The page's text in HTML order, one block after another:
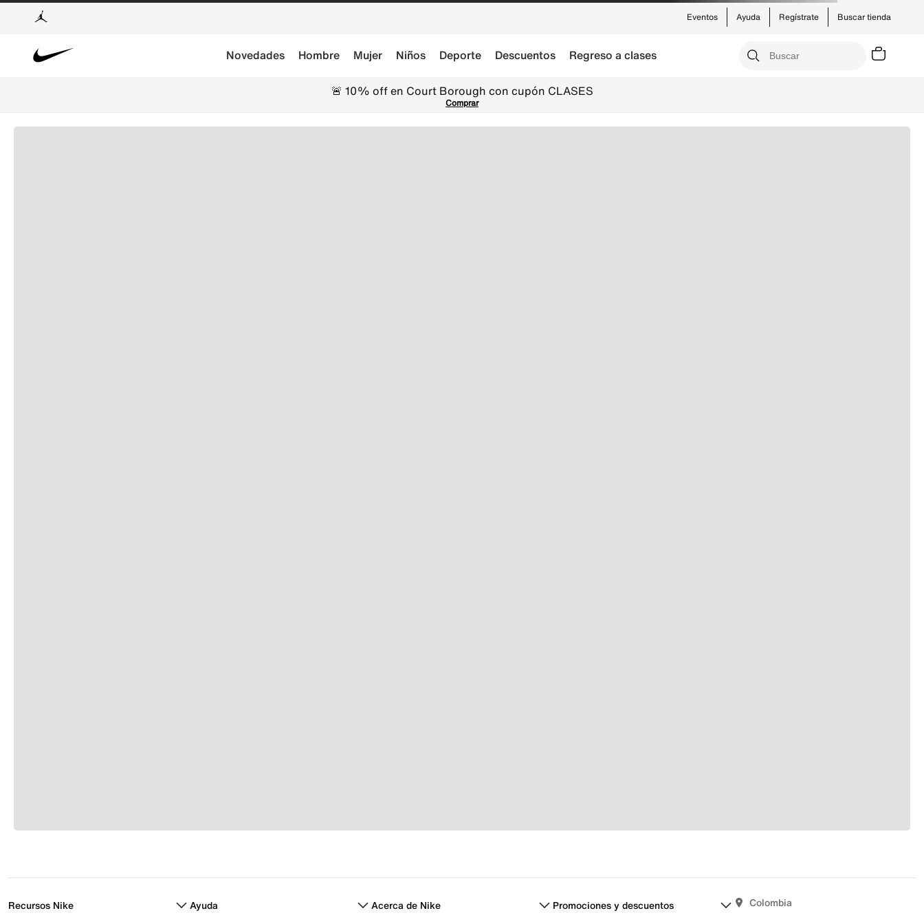
Buscar tienda
Ayuda Regístrate
Eventos
Novedades Hombre Mujer Niños Deporte Descuentos Regreso a clases
🚨 10% off en Court Borough con cupón CLASES
Comprar
Recursos Nike Ayuda Acerca de Nike Promociones y descuentos Colombia